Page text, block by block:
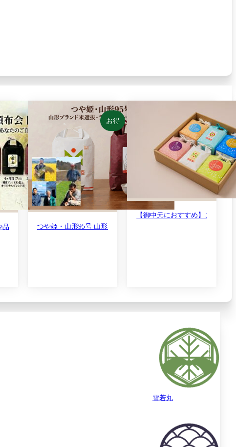
各2kg
ト 令和7年産
種の頒布会｜尾形米穀店セレクション 令和7年産
お得
つや姫・山形95号 山形ブランド米選抜・ライバル食べ比べセッ
雪若丸